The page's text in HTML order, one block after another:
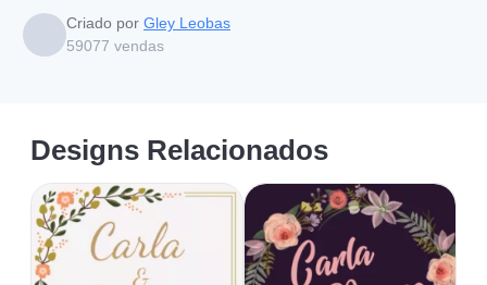
Criado por Gley Leobas
59077 vendas
Designs Relacionados